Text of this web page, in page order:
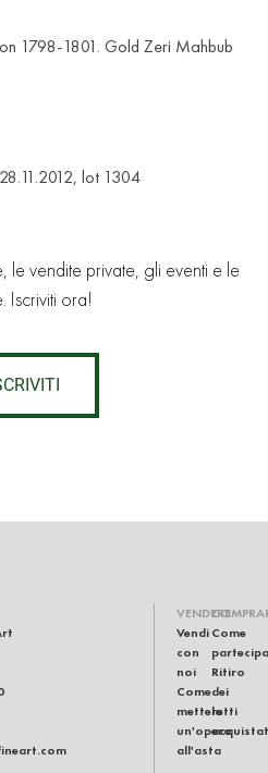
1798-1801. Gold Zeri Mahbub
lot 1304
le vendite private, gli eventi e le
Iscriviti ora!
VENDERE
Vendi
con
noi
Come
mettere
un'opera
all'asta
Come
Ritiro
dei
lotti